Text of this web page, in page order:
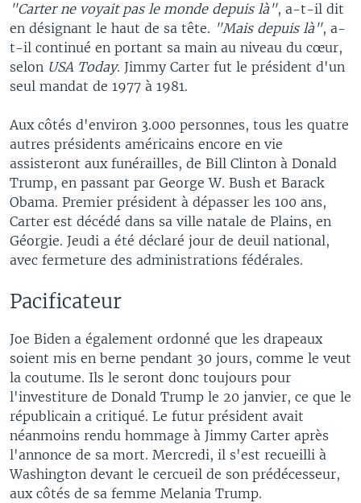
"Carter ne voyait pas le monde depuis là", a-t-il dit
en désignant le haut de sa tête. "Mais depuis là", a-
t-il continué en portant sa main au niveau du cœur,
selon USA Today. Jimmy Carter fut le président d'un
seul mandat de 1977 à 1981.
Aux côtés d'environ 3.000 personnes, tous les quatre
autres présidents américains encore en vie
assisteront aux funérailles, de Bill Clinton à Donald
Trump, en passant par George W. Bush et Barack
Obama. Premier président à dépasser les 100 ans,
Carter est décédé dans sa ville natale de Plains, en
Géorgie. Jeudi a été déclaré jour de deuil national,
avec fermeture des administrations fédérales.
Pacificateur
Joe Biden a également ordonné que les drapeaux
soient mis en berne pendant 30 jours, comme le veut
la coutume. Ils le seront donc toujours pour
l'investiture de Donald Trump le 20 janvier, ce que le
républicain a critiqué. Le futur président avait
néanmoins rendu hommage à Jimmy Carter après
l'annonce de sa mort. Mercredi, il s'est recueilli à
Washington devant le cercueil de son prédécesseur,
aux côtés de sa femme Melania Trump.